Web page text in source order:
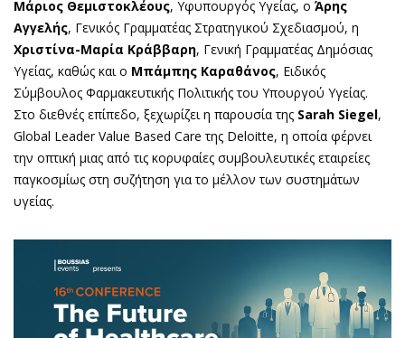
Μάριος Θεμιστοκλέους, Υφυπουργός Υγείας, ο Άρης
Αγγελής, Γενικός Γραμματέας Στρατηγικού Σχεδιασμού, η
Χριστίνα-Μαρία Κράββαρη, Γενική Γραμματέας Δημόσιας
Υγείας, καθώς και ο Μπάμπης Καραθάνος, Ειδικός
Σύμβουλος Φαρμακευτικής Πολιτικής του Υπουργού Υγείας.
Στο διεθνές επίπεδο, ξεχωρίζει η παρουσία της Sarah Siegel,
Global Leader Value Based Care της Deloitte, η οποία φέρνει
την οπτική μιας από τις κορυφαίες συμβουλευτικές εταιρείες
παγκοσμίως στη συζήτηση για το μέλλον των συστημάτων
υγείας.